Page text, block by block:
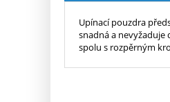
Upínací pouzdra
snadná a nevyžaduje
spolu s rozpěrným